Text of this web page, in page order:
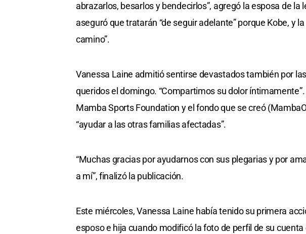
abrazarlos, besarlos y bendecirlos”, agregó la esposa de la
aseguró que tratarán “de seguir adelante” porque Kobe, y
camino”.
Vanessa Laine admitió sentirse devastados también por
queridos el domingo. “Compartimos su dolor
Mamba Sports Foundation y el fondo que se creó
“ayudar a las otras familias afectadas”.
“Muchas gracias por ayudarnos con sus plegarias y por
a mí”, finalizó la publicación.
Este miércoles, Vanessa Laine había tenido su primera
esposo e hija cuando modificó la foto de perfil de su